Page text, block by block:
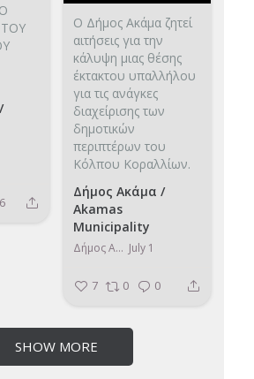
6
Ο Δήμος Ακάμα ζητεί
αιτήσεις για την
κάλυψη μιας θέσης
έκτακτου υπαλλήλου
για τις ανάγκες
διαχείρισης των
δημοτικών
περιπτέρων του
Κόλπου Κοραλλίων.
Δήμος Ακάμα /
Akamas
Municipality
Δήμος Ακάμα / Akamas Municipality July 1
7 0 0
SHOW MORE